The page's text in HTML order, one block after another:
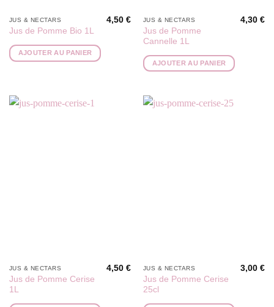
JUS & NECTARS
Jus de Pomme Bio 1L
4,50€
AJOUTER AU PANIER
JUS & NECTARS
Jus de Pomme
Cannelle 1L
4,30€
AJOUTER AU PANIER
JUS & NECTARS
Jus de Pomme Cerise
1L
4,50€ JUS & NECTARS
Jus de Pomme Cerise
25cl
3,00€